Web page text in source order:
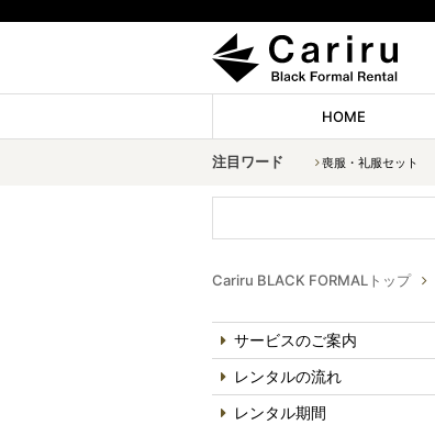
HOME
注目ワード 喪服・礼服セット
Cariru BLACK FORMALトップ
サービスのご案内
レンタルの流れ
レンタル期間